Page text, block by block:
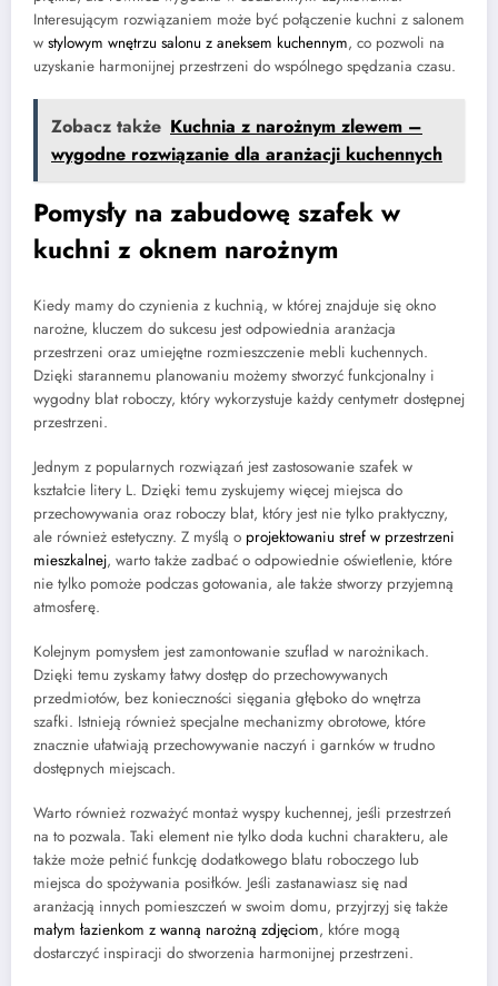
Interesującym rozwiązaniem może być połączenie kuchni z salonem
w stylowym wnętrzu salonu z aneksem kuchennym, co pozwoli na
uzyskanie harmonijnej przestrzeni do wspólnego spędzania czasu.
Zobacz także Kuchnia z narożnym zlewem –
wygodne rozwiązanie dla aranżacji kuchennych
Pomysły na zabudowę szafek w
kuchni z oknem narożnym
Kiedy mamy do czynienia z kuchnią, w której znajduje się okno
narożne, kluczem do sukcesu jest odpowiednia aranżacja
przestrzeni oraz umiejętne rozmieszczenie mebli kuchennych.
Dzięki starannemu planowaniu możemy stworzyć funkcjonalny i
wygodny blat roboczy, który wykorzystuje każdy centymetr dostępnej
przestrzeni.
Jednym z popularnych rozwiązań jest zastosowanie szafek w
kształcie litery L. Dzięki temu zyskujemy więcej miejsca do
przechowywania oraz roboczy blat, który jest nie tylko praktyczny,
ale również estetyczny. Z myślą o projektowaniu stref w przestrzeni
mieszkalnej, warto także zadbać o odpowiednie oświetlenie, które
nie tylko pomoże podczas gotowania, ale także stworzy przyjemną
atmosferę.
Kolejnym pomysłem jest zamontowanie szuflad w narożnikach.
Dzięki temu zyskamy łatwy dostęp do przechowywanych
przedmiotów, bez konieczności sięgania głęboko do wnętrza
szafki. Istnieją również specjalne mechanizmy obrotowe, które
znacznie ułatwiają przechowywanie naczyń i garnków w trudno
dostępnych miejscach.
Warto również rozważyć montaż wyspy kuchennej, jeśli przestrzeń
na to pozwala. Taki element nie tylko doda kuchni charakteru, ale
także może pełnić funkcję dodatkowego blatu roboczego lub
miejsca do spożywania posiłków. Jeśli zastanawiasz się nad
aranżacją innych pomieszczeń w swoim domu, przyjrzyj się także
małym łazienkom z wanną narożną zdjęciom, które mogą
dostarczyć inspiracji do stworzenia harmonijnej przestrzeni.